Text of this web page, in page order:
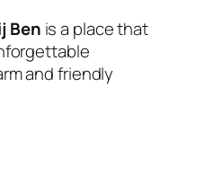
Ben is a place that
and friendly